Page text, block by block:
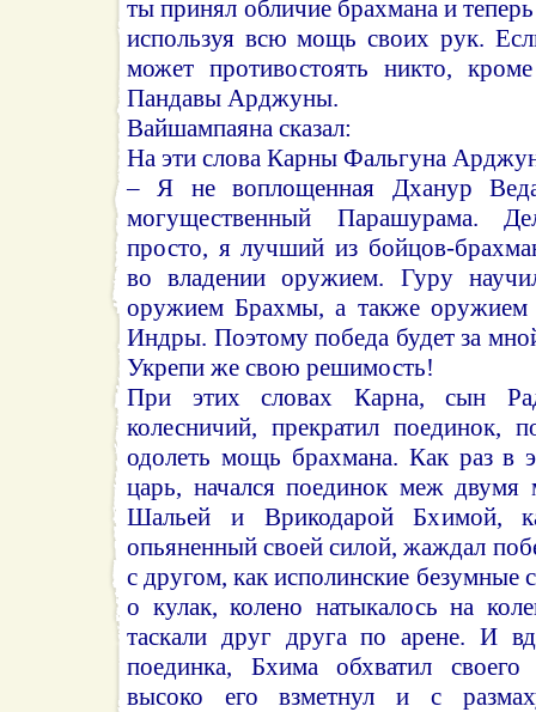
ты принял обличие брахмана и
используя всю мощь своих рук.
может противостоять никто,
Пандавы Арджуны.
Вайшампаяна сказал:
На эти слова Карны Фальгуна
– Я не воплощенная Дханур
могущественный Парашурама.
просто, я лучший из бойцов-
во владении оружием. Гуру
оружием Брахмы, а также оружием
Индры. Поэтому победа будет за
Укрепи же свою решимость!
При этих словах Карна, сын
колесничий, прекратил поединок,
одолеть мощь брахмана. Как раз в
царь, начался поединок меж
Шальей и Врикодарой Бхимой,
опьяненный своей силой, жаждал
с другом, как исполинские безумные
о кулак, колено натыкалось на
таскали друг друга по арене. И
поединка, Бхима обхватил своего
высоко его взметнул и с